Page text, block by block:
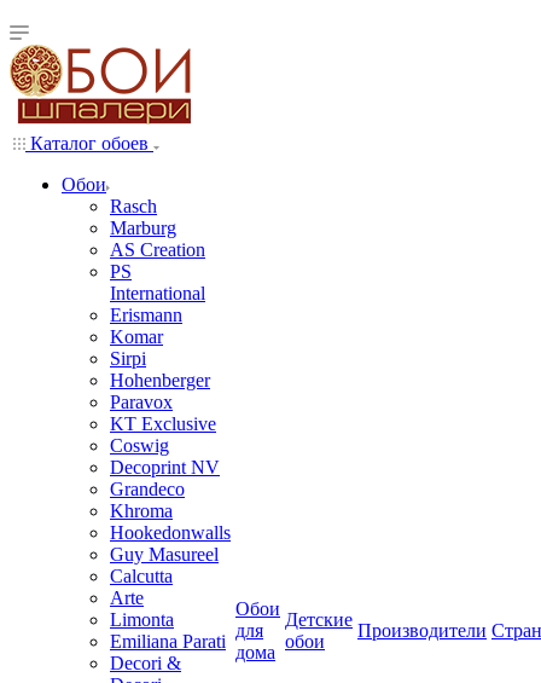
Каталог обоев
Обои
Rasch
Marburg
AS Creation
PS
International
Erismann
Komar
Sirpi
Hohenberger
Paravox
KT Exclusive
Coswig
Decoprint NV
Grandeco
Khroma
Hookedonwalls
Guy Masureel
Calcutta
Arte
Limonta
Emiliana Parati
Decori &
Обои
для
дома
Детские
обои
Производители